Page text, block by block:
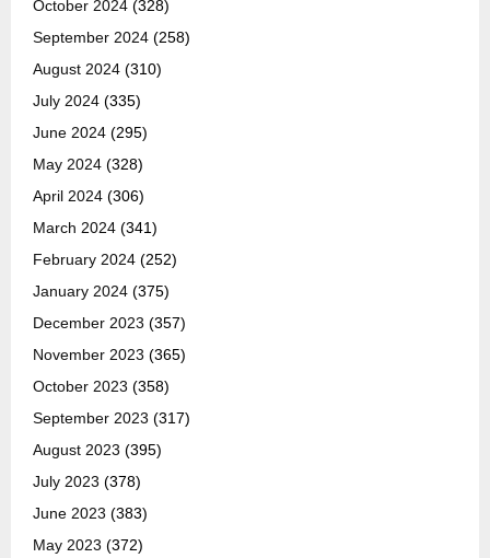
October 2024 (328)
September 2024 (258)
August 2024 (310)
July 2024 (335)
June 2024 (295)
May 2024 (328)
April 2024 (306)
March 2024 (341)
February 2024 (252)
January 2024 (375)
December 2023 (357)
November 2023 (365)
October 2023 (358)
September 2023 (317)
August 2023 (395)
July 2023 (378)
June 2023 (383)
May 2023 (372)